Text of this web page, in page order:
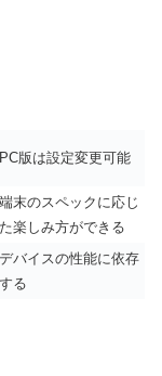
PC版は設定変更可能
端末のスペックに応じ
た楽しみ方ができる
デバイスの性能に依存
する